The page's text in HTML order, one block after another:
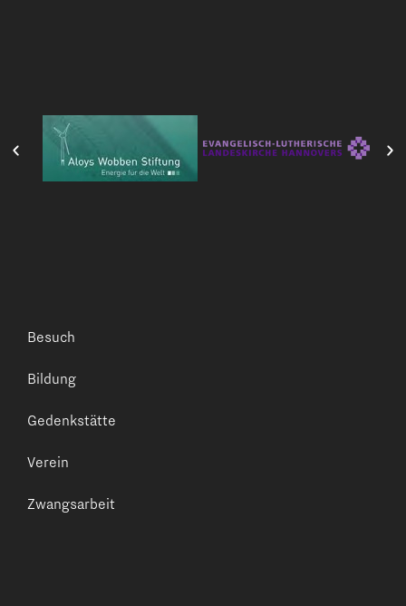
Besuch
Bildung
Gedenkstätte
Verein
Zwangsarbeit